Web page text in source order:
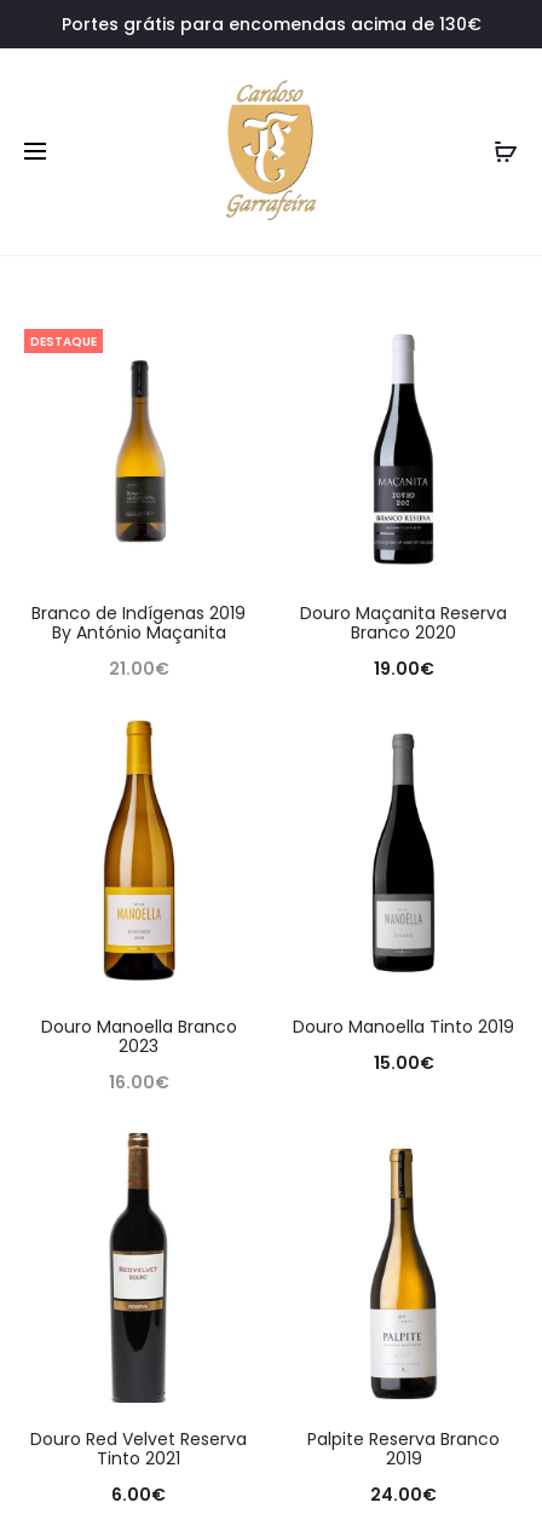
Portes grátis para encomendas acima de 130€
DESTAQUE
Branco de Indígenas 2019
By António Maçanita
21.00€
Douro Maçanita Reserva
Branco 2020
19.00€
Douro Manoella Branco
2023
16.00€
Douro Manoella Tinto 2019
15.00€
Douro Red Velvet Reserva
Tinto 2021
6.00€
Palpite Reserva Branco
2019
24.00€